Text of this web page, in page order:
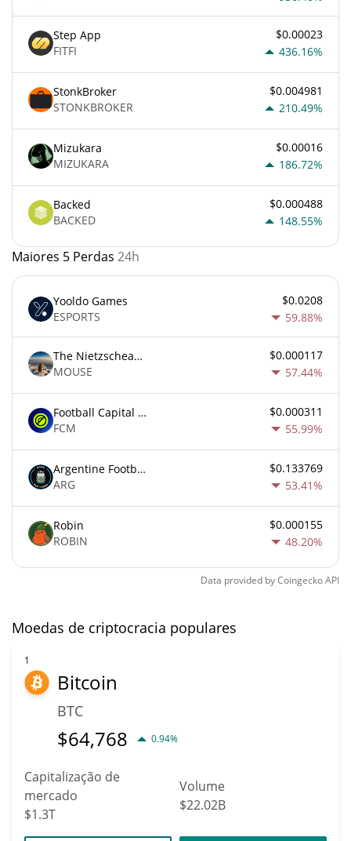
Step App
FITFI
$0.00023
436.16%
StonkBroker
STONKBROKER
$0.004981
210.49%
Mizukara
MIZUKARA
$0.00016
186.72%
Backed
BACKED
$0.000488
148.55%
Maiores 5 Perdas 24h
Yooldo Games
ESPORTS
$0.0208
59.88%
The Nietzschean Mouse
MOUSE
$0.000117
57.44%
Football Capital Markets
FCM
$0.000311
55.99%
Argentine Football Association Fan Token
ARG
$0.133769
53.41%
Robin
ROBIN
$0.000155
48.20%
Data provided byCoingeckoAPI
Moedas de criptocracia populares
1
Bitcoin
BTC
$64,768 0.94%
Capitalização de
mercado
$1.3T
Volume
$22.02B